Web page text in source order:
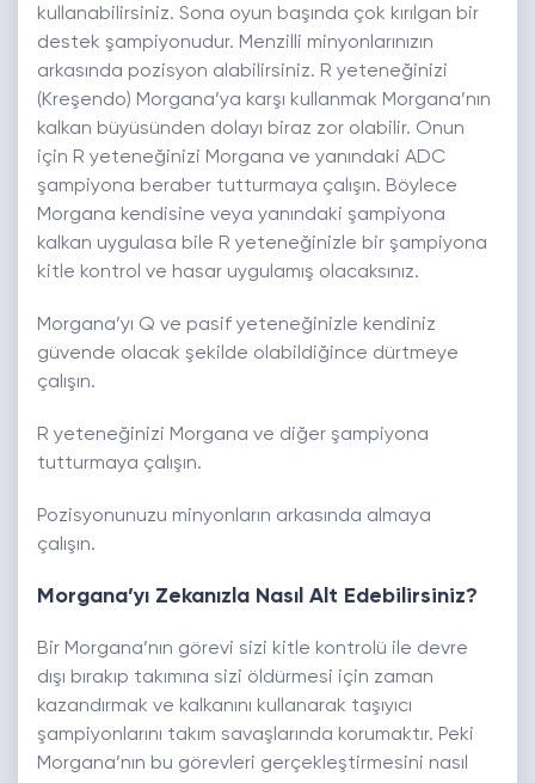
kullanabilirsiniz. Sona oyun başında çok kırılgan bir
destek şampiyonudur. Menzilli minyonlarınızın
arkasında pozisyon alabilirsiniz. R yeteneğinizi
(Kreşendo) Morgana’ya karşı kullanmak Morgana’nın
kalkan büyüsünden dolayı biraz zor olabilir. Onun
için R yeteneğinizi Morgana ve yanındaki ADC
şampiyona beraber tutturmaya çalışın. Böylece
Morgana kendisine veya yanındaki şampiyona
kalkan uygulasa bile R yeteneğinizle bir şampiyona
kitle kontrol ve hasar uygulamış olacaksınız.
Morgana’yı Q ve pasif yeteneğinizle kendiniz
güvende olacak şekilde olabildiğince dürtmeye
çalışın.
R yeteneğinizi Morgana ve diğer şampiyona
tutturmaya çalışın.
Pozisyonunuzu minyonların arkasında almaya
çalışın.
Morgana’yı Zekanızla Nasıl Alt Edebilirsiniz?
Bir Morgana’nın görevi sizi kitle kontrolü ile devre
dışı bırakıp takımına sizi öldürmesi için zaman
kazandırmak ve kalkanını kullanarak taşıyıcı
şampiyonlarını takım savaşlarında korumaktır. Peki
Morgana’nın bu görevleri gerçekleştirmesini nasıl